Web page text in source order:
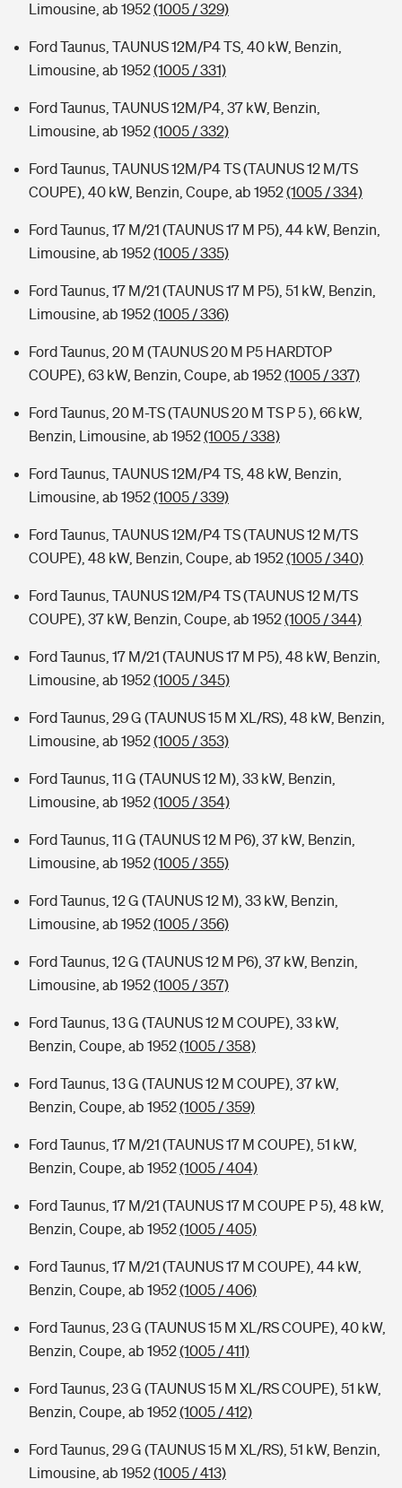
Limousine, ab 1952(1005 / 329)
Ford Taunus, TAUNUS 12M/P4 TS, 40 kW, Benzin,
Limousine, ab 1952(1005 / 331)
Ford Taunus, TAUNUS 12M/P4, 37 kW, Benzin,
Limousine, ab 1952(1005 / 332)
Ford Taunus, TAUNUS 12M/P4 TS (TAUNUS 12 M/TS
COUPE), 40 kW, Benzin, Coupe, ab 1952(1005 / 334)
Ford Taunus, 17 M/21 (TAUNUS 17 M P5), 44 kW, Benzin,
Limousine, ab 1952(1005 / 335)
Ford Taunus, 17 M/21 (TAUNUS 17 M P5), 51 kW, Benzin,
Limousine, ab 1952(1005 / 336)
Ford Taunus, 20 M (TAUNUS 20 M P5 HARDTOP
COUPE), 63 kW, Benzin, Coupe, ab 1952(1005 / 337)
Ford Taunus, 20 M-TS (TAUNUS 20 M TS P 5 ), 66 kW,
Benzin, Limousine, ab 1952(1005 / 338)
Ford Taunus, TAUNUS 12M/P4 TS, 48 kW, Benzin,
Limousine, ab 1952(1005 / 339)
Ford Taunus, TAUNUS 12M/P4 TS (TAUNUS 12 M/TS
COUPE), 48 kW, Benzin, Coupe, ab 1952(1005 / 340)
Ford Taunus, TAUNUS 12M/P4 TS (TAUNUS 12 M/TS
COUPE), 37 kW, Benzin, Coupe, ab 1952(1005 / 344)
Ford Taunus, 17 M/21 (TAUNUS 17 M P5), 48 kW, Benzin,
Limousine, ab 1952(1005 / 345)
Ford Taunus, 29 G (TAUNUS 15 M XL/RS), 48 kW, Benzin,
Limousine, ab 1952(1005 / 353)
Ford Taunus, 11 G (TAUNUS 12 M), 33 kW, Benzin,
Limousine, ab 1952(1005 / 354)
Ford Taunus, 11 G (TAUNUS 12 M P6), 37 kW, Benzin,
Limousine, ab 1952(1005 / 355)
Ford Taunus, 12 G (TAUNUS 12 M), 33 kW, Benzin,
Limousine, ab 1952(1005 / 356)
Ford Taunus, 12 G (TAUNUS 12 M P6), 37 kW, Benzin,
Limousine, ab 1952(1005 / 357)
Ford Taunus, 13 G (TAUNUS 12 M COUPE), 33 kW,
Benzin, Coupe, ab 1952(1005 / 358)
Ford Taunus, 13 G (TAUNUS 12 M COUPE), 37 kW,
Benzin, Coupe, ab 1952(1005 / 359)
Ford Taunus, 17 M/21 (TAUNUS 17 M COUPE), 51 kW,
Benzin, Coupe, ab 1952(1005 / 404)
Ford Taunus, 17 M/21 (TAUNUS 17 M COUPE P 5), 48 kW,
Benzin, Coupe, ab 1952(1005 / 405)
Ford Taunus, 17 M/21 (TAUNUS 17 M COUPE), 44 kW,
Benzin, Coupe, ab 1952(1005 / 406)
Ford Taunus, 23 G (TAUNUS 15 M XL/RS COUPE), 40 kW,
Benzin, Coupe, ab 1952(1005 / 411)
Ford Taunus, 23 G (TAUNUS 15 M XL/RS COUPE), 51 kW,
Benzin, Coupe, ab 1952(1005 / 412)
Ford Taunus, 29 G (TAUNUS 15 M XL/RS), 51 kW, Benzin,
Limousine, ab 1952(1005 / 413)